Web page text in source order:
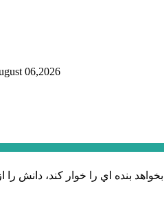
06,2026
بنده اي را خوار كند، دانش را